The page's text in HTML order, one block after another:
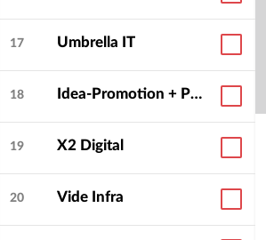
17 Umbrella IT
18 Idea-Promotion + PENA
19 X2 Digital
20 Vide Infra